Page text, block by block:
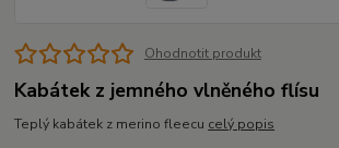
Ohodnotit produkt
Kabátek z jemného vlněného flísu
Teplý kabátek z merino fleecu celý popis